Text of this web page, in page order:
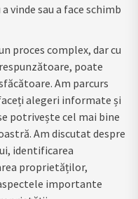
sau a face schimb
proces complex, dar cu
poate
Am parcurs
alegeri informate și
potrivește cel mai bine
Am discutat despre
identificarea
proprietăților,
importante